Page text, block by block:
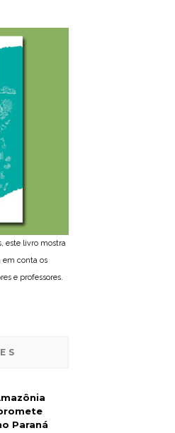
este livro mostra
em conta os
e professores.
Paraná